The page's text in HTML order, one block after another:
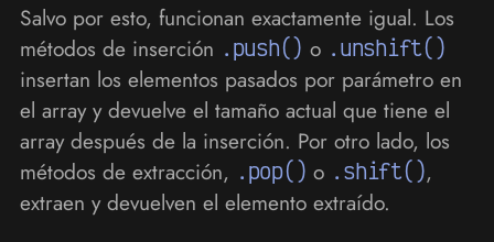
Salvo por esto, funcionan exactamente igual. Los
métodos de inserción .push() o .unshift()
insertan los elementos pasados por parámetro en
el array y devuelve el tamaño actual que tiene el
array después de la inserción. Por otro lado, los
métodos de extracción, .pop() o .shift(),
extraen y devuelven el elemento extraído.